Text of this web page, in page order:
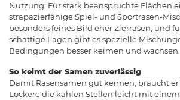
Nutzung: Für stark beanspruchte Flächen
strapazierfähige Spiel- und Sportrasen-
besonders feines Bild eher Zierrasen, und
schattige Lagen gibt es spezielle
Bedingungen besser keimen und wachsen.
So keimt der Samen zuverlässig
Damit Rasensamen gut keimen, braucht
Lockere die kahlen Stellen leicht mit